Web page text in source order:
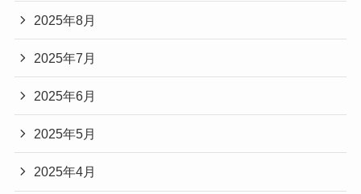
2025年8月
2025年7月
2025年6月
2025年5月
2025年4月